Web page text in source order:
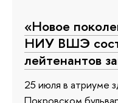
«Новое
НИУ ВШЭ
лейтенантов
25 июля в атриуме